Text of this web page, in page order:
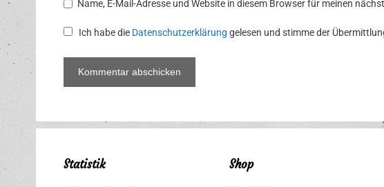
Name, E-Mail-Adresse und Website in diesem Browser für meinen
Ich habe die Datenschutzerklärung gelesen und stimme der
Statistik Shop